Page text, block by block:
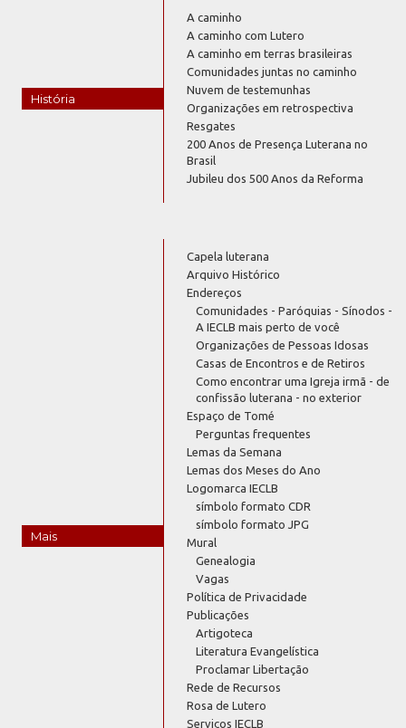
História
A caminho
A caminho com Lutero
A caminho em terras brasileiras
Comunidades juntas no caminho
Nuvem de testemunhas
Organizações em retrospectiva
Resgates
200 Anos de Presença Luterana no
Brasil
Jubileu dos 500 Anos da Reforma
Mais
Capela luterana
Arquivo Histórico
Endereços
Comunidades - Paróquias - Sínodos -
A IECLB mais perto de você
Organizações de Pessoas Idosas
Casas de Encontros e de Retiros
Como encontrar uma Igreja irmã - de
confissão luterana - no exterior
Espaço de Tomé
Perguntas frequentes
Lemas da Semana
Lemas dos Meses do Ano
Logomarca IECLB
símbolo formato CDR
símbolo formato JPG
Mural
Genealogia
Vagas
Política de Privacidade
Publicações
Artigoteca
Literatura Evangelística
Proclamar Libertação
Rede de Recursos
Rosa de Lutero
Serviços IECLB